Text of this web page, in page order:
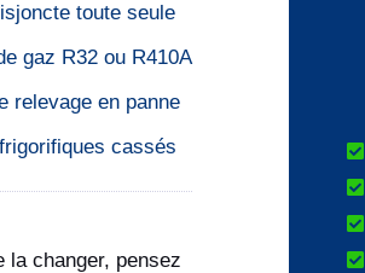
toute seule
gaz R32 ou R410A
relevage en panne
cassés
la changer, pensez